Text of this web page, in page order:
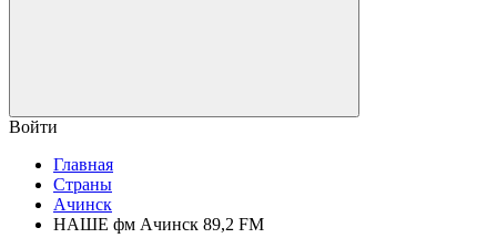
Войти
Главная
Страны
Ачинск
НАШЕ фм Ачинск 89,2 FM